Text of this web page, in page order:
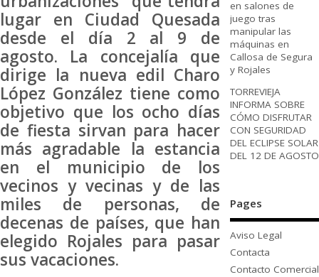
lugar en Ciudad Quesada
desde el día 2 al 9 de
agosto. La concejalía que
dirige la nueva edil Charo
López González tiene como
objetivo que los ocho días
de fiesta sirvan para hacer
más agradable la estancia
en el municipio de los
vecinos y vecinas y de las
miles de personas, de
decenas de países, que han
elegido Rojales para pasar
sus vacaciones.
en salones de
juego tras
manipular las
máquinas en
Callosa de Segura
y Rojales
TORREVIEJA
INFORMA SOBRE
CÓMO DISFRUTAR
CON SEGURIDAD
DEL ECLIPSE SOLAR
DEL 12 DE AGOSTO
Pages
Aviso Legal
Contacta
Contacto Comercial